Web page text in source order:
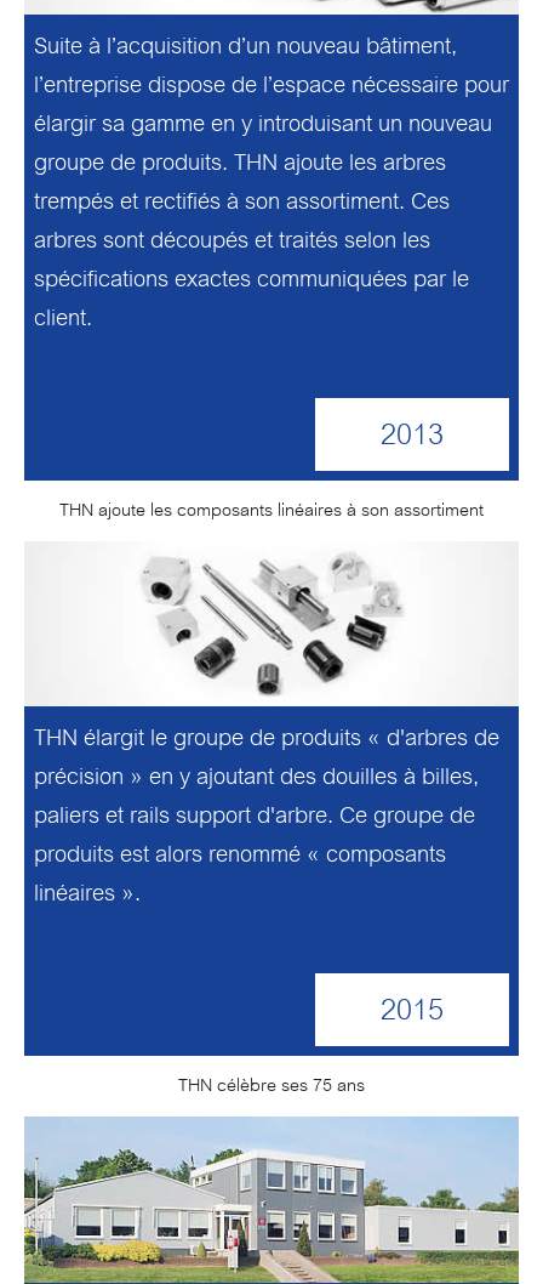
Suite à l’acquisition d’un nouveau bâtiment,
l’entreprise dispose de l’espace nécessaire pour
élargir sa gamme en y introduisant un nouveau
groupe de produits. THN ajoute les arbres
trempés et rectifiés à son assortiment. Ces
arbres sont découpés et traités selon les
spécifications exactes communiquées par le
client.
2013
THN ajoute les composants linéaires à son assortiment
THN élargit le groupe de produits « d'arbres de
précision » en y ajoutant des douilles à billes,
paliers et rails support d'arbre. Ce groupe de
produits est alors renommé « composants
linéaires ».
2015
THN célèbre ses 75 ans